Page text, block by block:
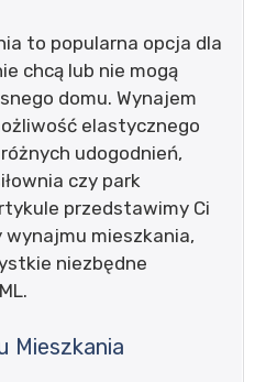
to popularna opcja dla
chcą lub nie mogą
domu. Wynajem
elastycznego
udogodnień,
czy park
przedstawimy Ci
wynajmu mieszkania,
niezbędne
Mieszkania